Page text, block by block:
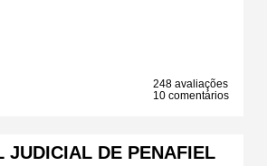
248 avaliações
10 comentários
JUDICIAL DE PENAFIEL